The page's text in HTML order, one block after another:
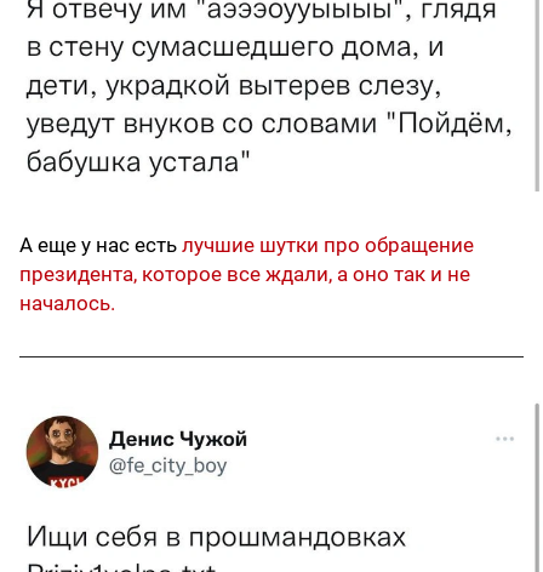
А еще у нас есть лучшие шутки про обращение
президента, которое все ждали, а оно так и не
началось.